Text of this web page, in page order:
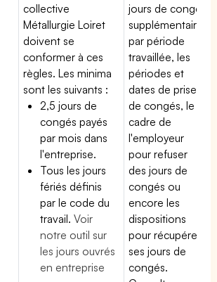
collective
Métallurgie Loiret
doivent se
conformer à ces
règles. Les minima
sont les suivants :
2,5 jours de
congés payés
par mois dans
l'entreprise.
Tous les jours
fériés définis
par le code du
travail.Voir
notre outil sur
les jours ouvrés
en entreprise
jours de congé
supplémentaires
par période
travaillée, les
périodes et
dates de prise
de congés, le
cadre de
l'employeur
pour refuser
des jours de
congés ou
encore les
dispositions
pour récupérer
ses jours de
congés.